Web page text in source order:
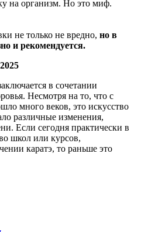
на организм. Но это миф.
не только не вредно, но в
и рекомендуется.
в сочетании
Несмотря на то, что с
много веков, это искусство
различные изменения,
Если сегодня практически в
школ или курсов,
каратэ, то раньше это